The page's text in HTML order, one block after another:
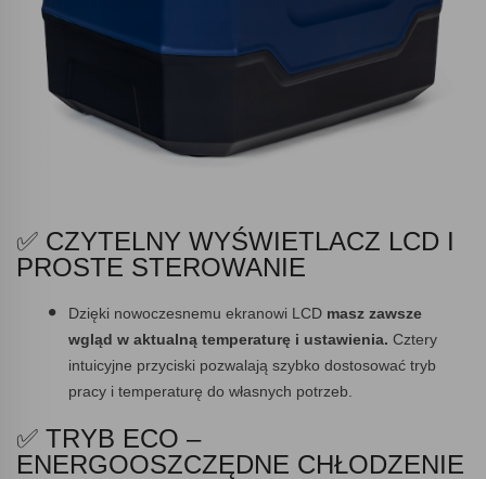
✅ CZYTELNY WYŚWIETLACZ LCD I
PROSTE STEROWANIE
Dzięki nowoczesnemu ekranowi LCD masz zawsze
wgląd w aktualną temperaturę i ustawienia. Cztery
intuicyjne przyciski pozwalają szybko dostosować tryb
pracy i temperaturę do własnych potrzeb.
✅ TRYB ECO –
ENERGOOSZCZĘDNE CHŁODZENIE